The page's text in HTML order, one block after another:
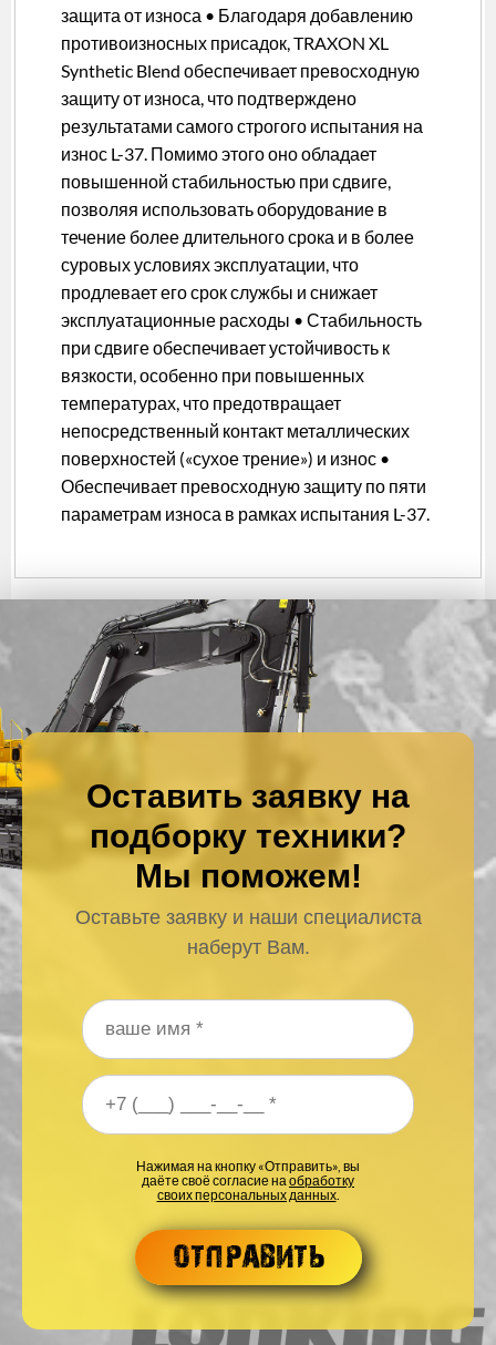
защита от износа • Благодаря добавлению
противоизносных присадок, TRAXON XL
Synthetic Blend обеспечивает превосходную
защиту от износа, что подтверждено
результатами самого строгого испытания на
износ L-37. Помимо этого оно обладает
повышенной стабильностью при сдвиге,
позволяя использовать оборудование в
течение более длительного срока и в более
суровых условиях эксплуатации, что
продлевает его срок службы и снижает
эксплуатационные расходы • Стабильность
при сдвиге обеспечивает устойчивость к
вязкости, особенно при повышенных
температурах, что предотвращает
непосредственный контакт металлических
поверхностей («сухое трение») и износ •
Обеспечивает превосходную защиту по пяти
параметрам износа в рамках испытания L-37.
Оставить заявку на
подборку техники?
Мы поможем!
Оставьте заявку и наши специалиста
наберут Вам.
Ваше имя*
Ваш номер телефона*
Нажимая на кнопку «Отправить», вы
даёте своё согласие наобработку
своих персональных данных.